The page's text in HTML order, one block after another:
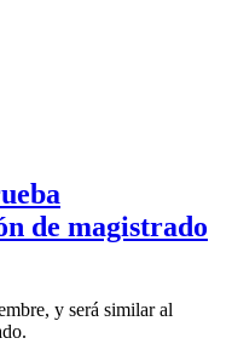
de magistrado
y será similar al